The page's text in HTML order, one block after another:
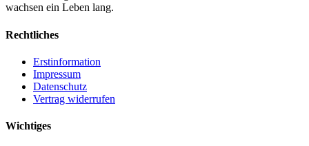
wachsen ein Leben lang.
Rechtliches
Erstinformation
Impressum
Datenschutz
Vertrag widerrufen
Wichtiges